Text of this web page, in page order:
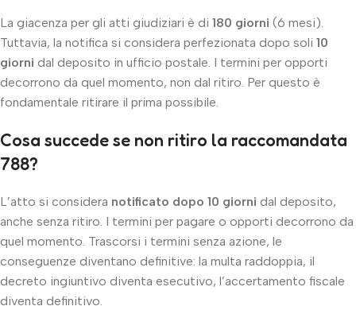
La giacenza per gli atti giudiziari è di 180 giorni (6 mesi).
Tuttavia, la notifica si considera perfezionata dopo soli 10
giorni dal deposito in ufficio postale. I termini per opporti
decorrono da quel momento, non dal ritiro. Per questo è
fondamentale ritirare il prima possibile.
Cosa succede se non ritiro la raccomandata
788?
L’atto si considera notificato dopo 10 giorni dal deposito,
anche senza ritiro. I termini per pagare o opporti decorrono da
quel momento. Trascorsi i termini senza azione, le
conseguenze diventano definitive: la multa raddoppia, il
decreto ingiuntivo diventa esecutivo, l’accertamento fiscale
diventa definitivo.